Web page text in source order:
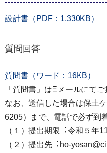
設計書（PDF：1,330KB）
質問回答
質問書（ワード：16KB）
「質問書」はEメールにてご
なお、送信した場合は保⼟
6205）まで、電話で必ず到
（１）提出期限︓令和５年
（２）提出先︓ho-